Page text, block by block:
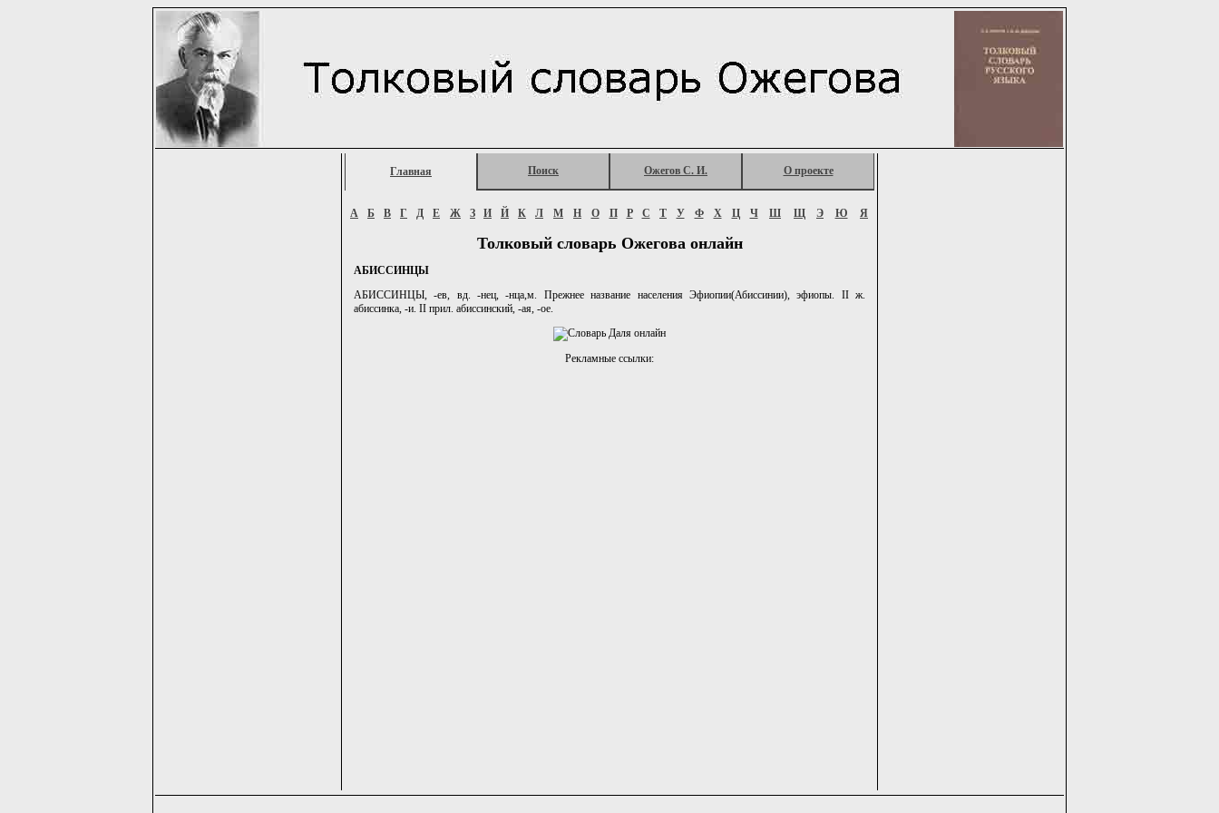
Главная Поиск Ожегов С. И. О проекте
А Б В Г Д Е Ж З И Й К Л М Н О П Р С Т У Ф Х Ц Ч Ш Щ Э Ю Я
Толковый словарь Ожегова онлайн
АБИССИНЦЫ
АБИССИНЦЫ, -ев, вд. -нец, -нца,м. Прежнее название населения Эфиопии(Абиссинии), эфиопы. II ж.
абиссинка, -и. II прил. абиссинский, -ая, -ое.
Рекламные ссылки: